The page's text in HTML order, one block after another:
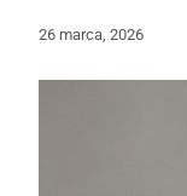
26 marca, 2026